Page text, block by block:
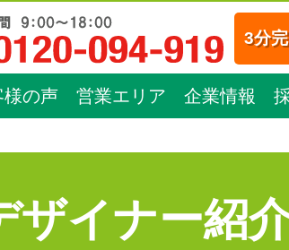
3分
様の声 営業エリア 企業情報
ザイナー紹